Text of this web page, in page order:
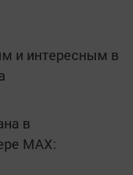
и интересным в
в
MАХ: